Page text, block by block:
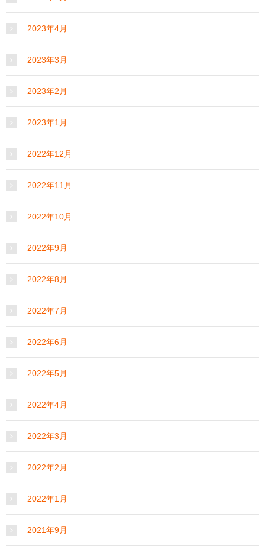
2023年4月
2023年3月
2023年2月
2023年1月
2022年12月
2022年11月
2022年10月
2022年9月
2022年8月
2022年7月
2022年6月
2022年5月
2022年4月
2022年3月
2022年2月
2022年1月
2021年9月